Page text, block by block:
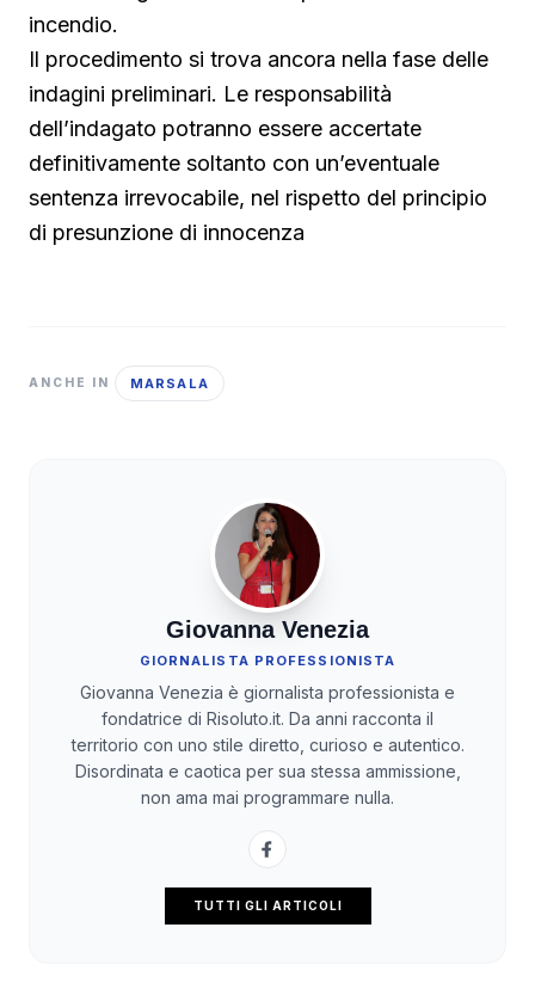
incendio.
Il procedimento si trova ancora nella fase delle
indagini preliminari. Le responsabilità
dell’indagato potranno essere accertate
definitivamente soltanto con un’eventuale
sentenza irrevocabile, nel rispetto del principio
di presunzione di innocenza
ANCHE IN MARSALA
Giovanna Venezia
GIORNALISTA PROFESSIONISTA
Giovanna Venezia è giornalista professionista e
fondatrice di Risoluto.it. Da anni racconta il
territorio con uno stile diretto, curioso e autentico.
Disordinata e caotica per sua stessa ammissione,
non ama mai programmare nulla.
TUTTI GLI ARTICOLI